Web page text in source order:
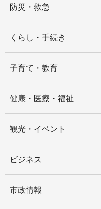
防災・救急
くらし・手続き
子育て・教育
健康・医療・福祉
観光・イベント
ビジネス
市政情報